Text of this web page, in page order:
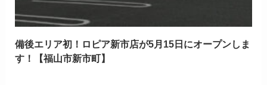
備後エリア初！ロピア新市店が5月15日にオープンしま
す！【福山市新市町】